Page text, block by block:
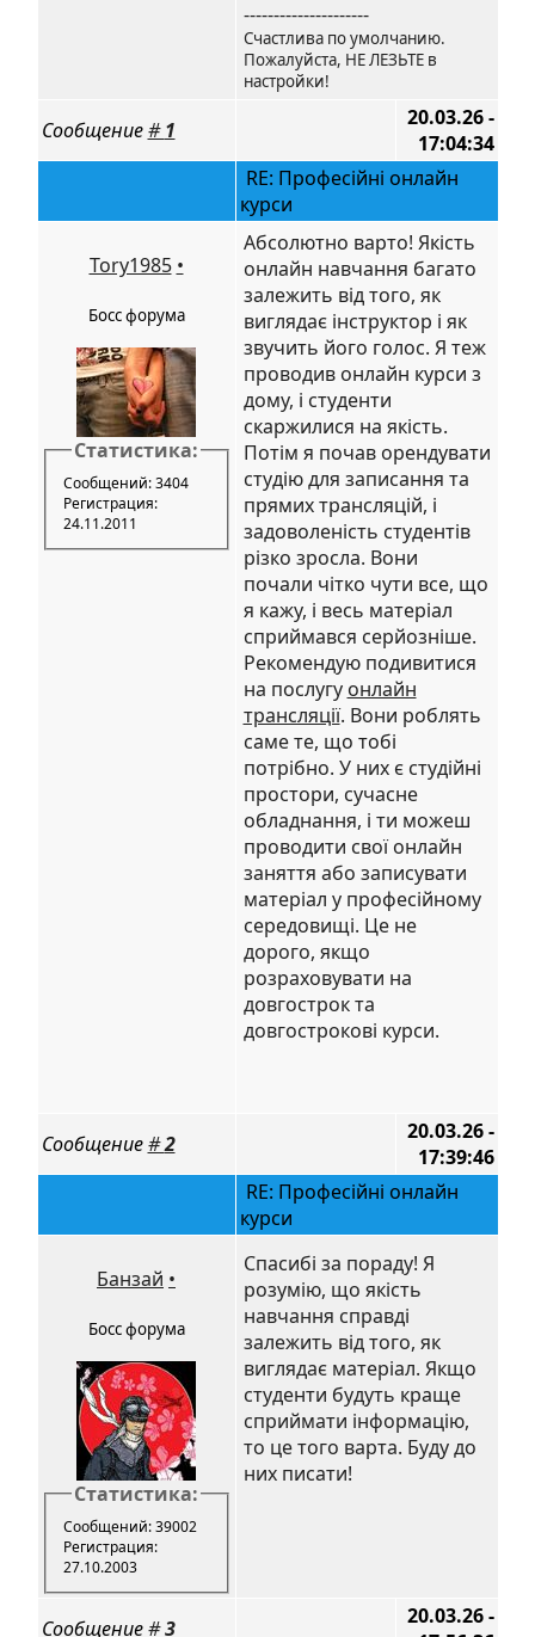
---------------------
Счастлива по умолчанию.
Пожалуйста, НЕ ЛЕЗЬТЕ в
настройки!
Сообщение#1
20.03.26 -
17:04:34
RE: Професійні онлайн
курси
Tory1985 •
Босс форума
Статистика:
Сообщений: 3404
Регистрация:
24.11.2011
Абсолютно варто! Якість
онлайн навчання багато
залежить від того, як
виглядає інструктор і як
звучить його голос. Я теж
проводив онлайн курси з
дому, і студенти
скаржилися на якість.
Потім я почав орендувати
студію для записання та
прямих трансляцій, і
задоволеність студентів
різко зросла. Вони
почали чітко чути все, що
я кажу, і весь матеріал
сприймався серйозніше.
Рекомендую подивитися
на послугу онлайн
трансляції. Вони роблять
саме те, що тобі
потрібно. У них є студійні
простори, сучасне
обладнання, і ти можеш
проводити свої онлайн
заняття або записувати
матеріал у професійному
середовищі. Це не
дорого, якщо
розраховувати на
довгострок та
довгострокові курси.
Сообщение#2
20.03.26 -
17:39:46
RE: Професійні онлайн
курси
Банзай •
Босс форума
Статистика:
Сообщений: 39002
Регистрация:
27.10.2003
Спасибі за пораду! Я
розумію, що якість
навчання справді
залежить від того, як
виглядає матеріал. Якщо
студенти будуть краще
сприймати інформацію,
то це того варта. Буду до
них писати!
Сообщение#3
20.03.26 -